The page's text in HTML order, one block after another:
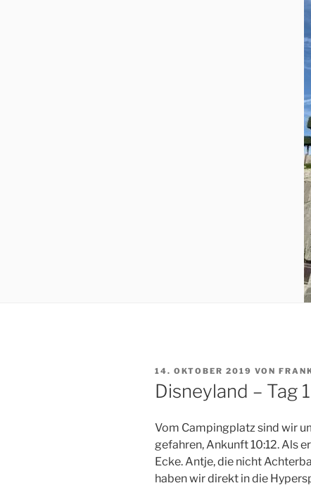
VERÖFFENTLICHT
AM
14. OKTOBER 2019 VON
Disneyland – Tag 1
Vom Campingplatz sind wir
gefahren, Ankunft 10:12. Als
Ecke. Antje, die nicht
haben wir direkt in die